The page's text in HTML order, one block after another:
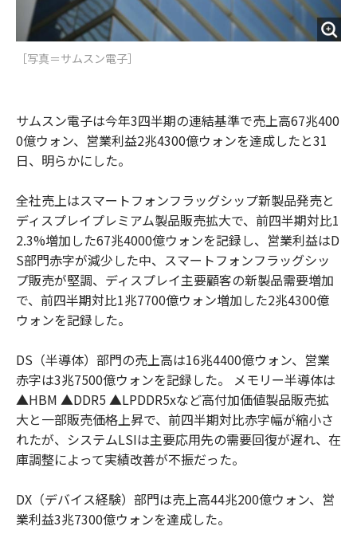
［写真＝​サムスン電子］
サムスン電子は今年3四半期の連結基準で売上高67兆400
0億ウォン、営業利益2兆4300億ウォンを達成したと31
日、明らかにした。
全社売上はスマートフォンフラッグシップ新製品発売と
ディスプレイプレミアム製品販売拡大で、前四半期対比1
2.3%増加した67兆4000億ウォンを記録し、営業利益はD
S部門赤字が減少した中、スマートフォンフラッグシッ
プ販売が堅調、ディスプレイ主要顧客の新製品需要増加
で、前四半期対比1兆7700億ウォン増加した2兆4300億
ウォンを記録した。
DS（半導体）部門の売上高は16兆4400億ウォン、営業
赤字は3兆7500億ウォンを記録した。 メモリー半導体は
▲HBM ▲DDR5 ▲LPDDR5xなど高付加価値製品販売拡
大と一部販売価格上昇で、前四半期対比赤字幅が縮小さ
れたが、システムLSIは主要応用先の需要回復が遅れ、在
庫調整によって実績改善が不振だった。
DX（デバイス経験）部門は売上高44兆200億ウォン、営
業利益3兆7300億ウォンを達成した。